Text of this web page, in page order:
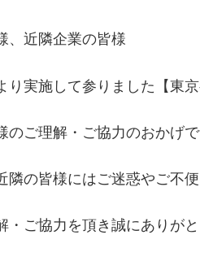
、近隣企業の皆様
り実施して参りました【東
のご理解・ご協力のおかげ
隣の皆様にはご迷惑やご不
・ご協力を頂き誠にありがと